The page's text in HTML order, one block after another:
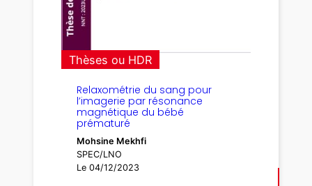
Thèses ou HDR
Relaxométrie du sang pour
l’imagerie par résonance
magnétique du bébé
prématuré
Mohsine Mekhfi
SPEC/LNO
Le 04/12/2023